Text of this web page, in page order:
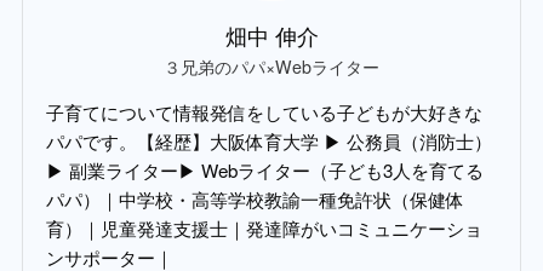
畑中 伸介
３兄弟のパパ×Webライター
子育てについて情報発信をしている子どもが大好きな
パパです。【経歴】大阪体育大学 ▶︎ 公務員（消防士）
▶︎ 副業ライター▶︎ Webライター（子ども3人を育てる
パパ）｜中学校・高等学校教諭一種免許状（保健体
育）｜児童発達支援士｜発達障がいコミュニケーショ
ンサポーター｜